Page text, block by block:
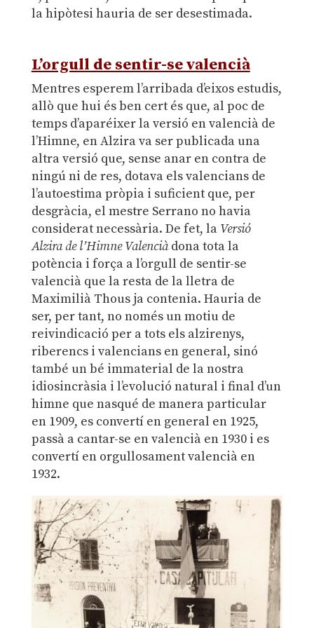
la hipòtesi hauria de ser desestimada.
L’orgull de sentir-se valencià
Mentres esperem l’arribada d’eixos estudis,
allò que hui és ben cert és que, al poc de
temps d’aparéixer la versió en valencià de
l’Himne, en Alzira va ser publicada una
altra versió que, sense anar en contra de
ningú ni de res, dotava els valencians de
l’autoestima pròpia i suficient que, per
desgràcia, el mestre Serrano no havia
considerat necessària. De fet, la Versió
Alzirade l’Himne Valenciàdona tota la
potència i força a l’orgull de sentir-se
valencià que la resta de la lletra de
Maximilià Thous ja contenia. Hauria de
ser, per tant, no només un motiu de
reivindicació per a tots els alzirenys,
riberencs i valencians en general, sinó
també un bé immaterial de la nostra
idiosincràsia i l’evolució natural i final d’un
himne que nasqué de manera particular
en 1909, es convertí en general en 1925,
passà a cantar-se en valencià en 1930 i es
convertí en orgullosament valencià en
1932.